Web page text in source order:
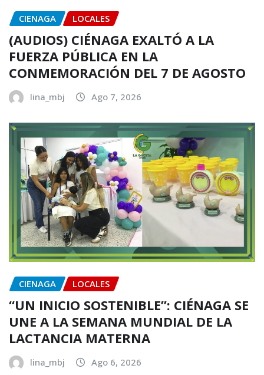
CIENAGA LOCALES
(AUDIOS) CIÉNAGA EXALTÓ A LA
FUERZA PÚBLICA EN LA
CONMEMORACIÓN DEL 7 DE AGOSTO
lina_mbj Ago 7, 2026
CIENAGA LOCALES
“UN INICIO SOSTENIBLE”: CIÉNAGA SE
UNE A LA SEMANA MUNDIAL DE LA
LACTANCIA MATERNA
lina_mbj Ago 6, 2026